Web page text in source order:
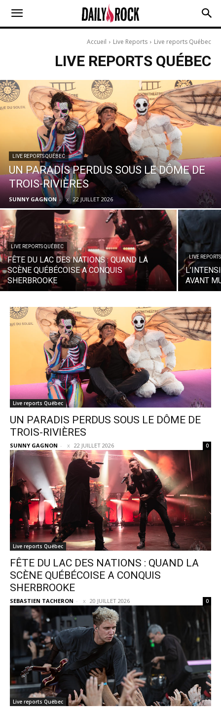
Accueil Live Reports Live reports Québec
LIVE REPORTS QUÉBEC
LIVE REPORTS QUÉBEC
UN PARADIS PERDUS SOUS LE DÔME DE
TROIS-RIVIÈRES
SUNNY GAGNON - 22 JUILLET 2026
LIVE REPORTS QUÉBEC
FÊTE DU LAC DES NATIONS : QUAND LA
SCÈNE QUÉBÉCOISE A CONQUIS
SHERBROOKE
LIVE
AVANT
Live reports Québec
UN PARADIS PERDUS SOUS LE DÔME DE
TROIS-RIVIÈRES
SUNNY GAGNON - 22 JUILLET 2026 0
Live reports Québec
FÊTE DU LAC DES NATIONS : QUAND LA
SCÈNE QUÉBÉCOISE A CONQUIS
SHERBROOKE
SEBASTIEN TACHERON - 20 JUILLET 2026 0
Live reports Québec